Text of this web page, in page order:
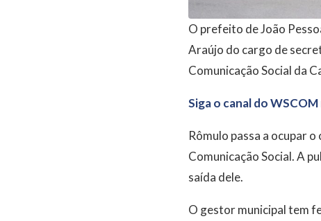
O prefeito de João
Araújo do cargo de
Comunicação Social da
Siga o canal do
Rômulo passa a ocupar
Comunicação Social. A
saída dele.
O gestor municipal tem